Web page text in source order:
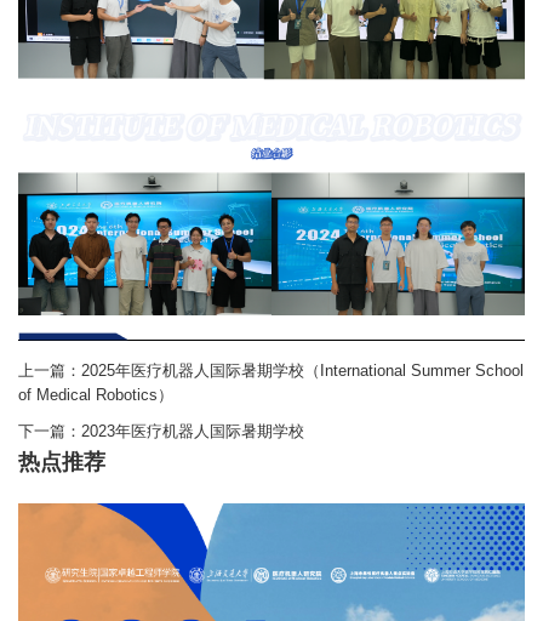
上一篇： 2025年医疗机器人国际暑期学校（International Summer School
of Medical Robotics）
下一篇： 2023年医疗机器人国际暑期学校
热点推荐